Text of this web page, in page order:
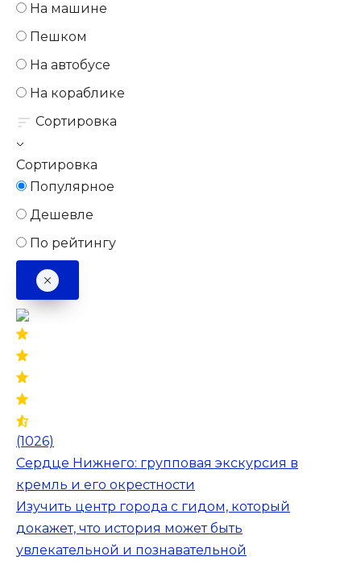
На машине
Пешком
На автобусе
На кораблике
Сортировка
Сортировка
Популярное
Дешевле
По рейтингу
(1026)
Сердце Нижнего: групповая экскурсия в
кремль и его окрестности
Изучить центр города с гидом, который
докажет, что история может быть
увлекательной и познавательной